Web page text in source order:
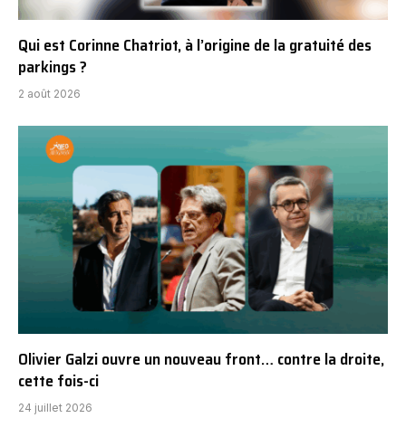
Qui est Corinne Chatriot, à l’origine de la gratuité des
parkings ?
2 août 2026
Olivier Galzi ouvre un nouveau front… contre la droite,
cette fois-ci
24 juillet 2026